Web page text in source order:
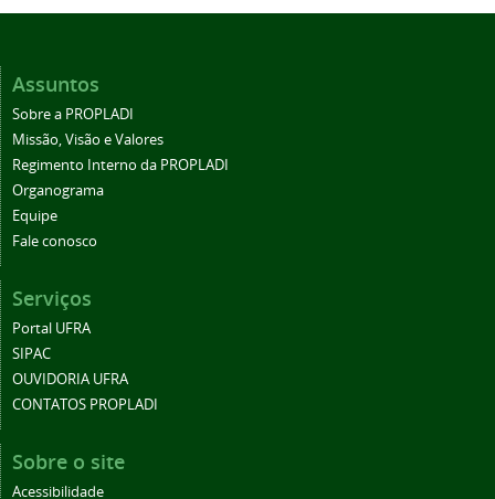
Assuntos
Sobre a PROPLADI
Missão, Visão e Valores
Regimento Interno da PROPLADI
Organograma
Equipe
Fale conosco
Serviços
Portal UFRA
SIPAC
OUVIDORIA UFRA
CONTATOS PROPLADI
Sobre o site
Acessibilidade